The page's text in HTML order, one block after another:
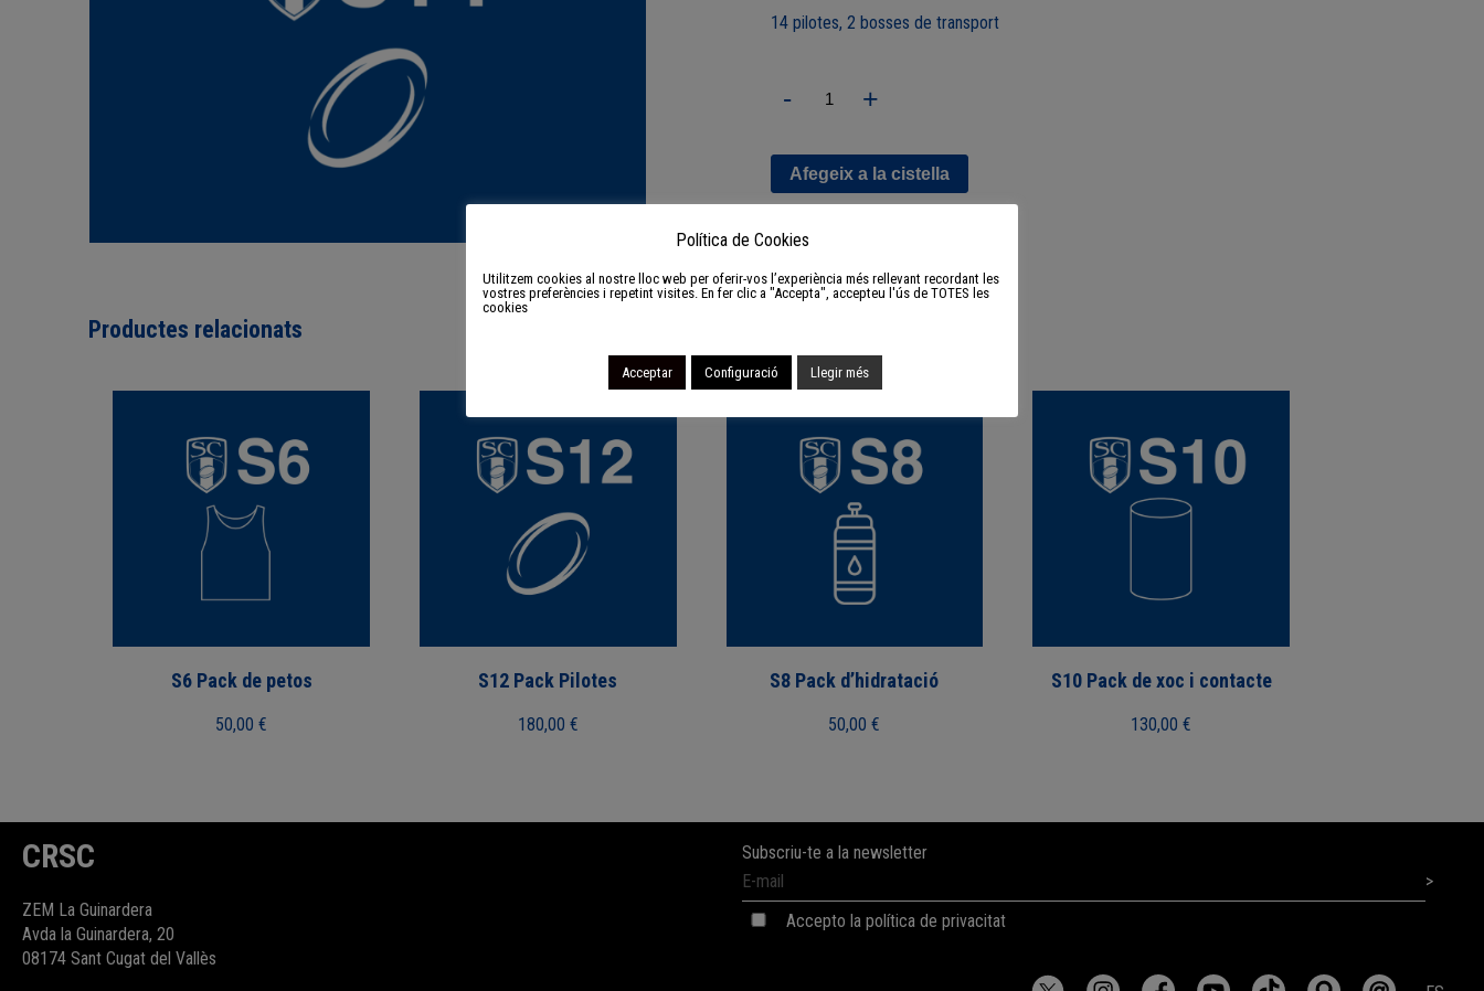
14 pilotes, 2 bosses de transport
-
Pilotes
+
Afegeix a la cistella
Productes relacionats
S6 Pack de petos
50,00€
S12 Pack Pilotes
180,00 €
S8 Pack d’hidratació
50,00€
S10 Pack de xoc i contacte
130,00€
CRSC
ZEM La Guinardera
Avda la Guinardera, 20
08174 Sant Cugat del Vallès
Subscriu-te a la newsletter
Accepto la política de privacitat
Política de Cookies
Utilitzem cookies al nostre lloc web per oferir-vos l’experiència més rellevant recordant les
vostres preferències i repetint visites. En fer clic a "Accepta", accepteu l'ús de TOTES les
cookies
Acceptar Configuració Llegir més